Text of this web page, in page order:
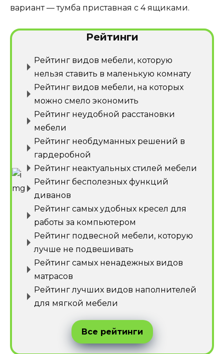
вариант — тумба приставная с 4 ящиками.
Рейтинги
Рейтинг видов мебели, которую
нельзя ставить в маленькую комнату
Рейтинг видов мебели, на которых
можно смело экономить
Рейтинг неудобной расстановки
мебели
Рейтинг необдуманных решений в
гардеробной
Рейтинг неактуальных стилей мебели
Рейтинг бесполезных функций
диванов
Рейтинг самых удобных кресел для
работы за компьютером
Рейтинг подвесной мебели, которую
лучше не подвешивать
Рейтинг самых ненадежных видов
матрасов
Рейтинг лучших видов наполнителей
для мягкой мебели
Все рейтинги